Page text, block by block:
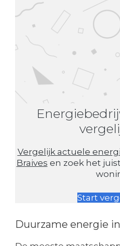
Vergelijk actuele
Braives en zoek het
Start
Duurzame energie